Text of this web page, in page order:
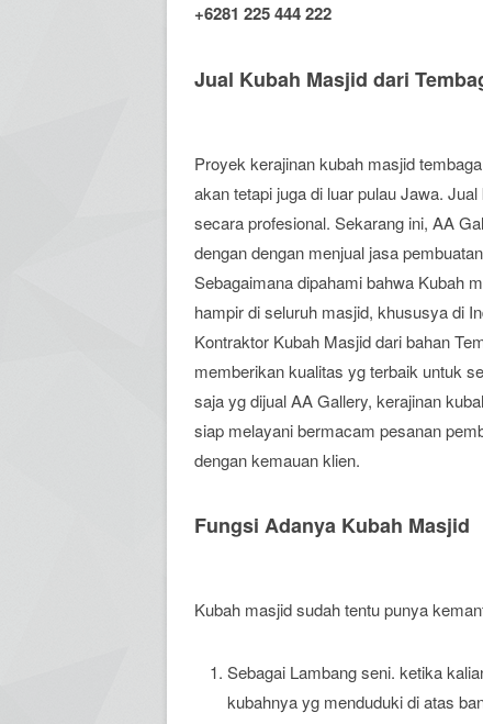
+6281 225 444 222
Jual Kubah Masjid dari
Proyek kerajinan kubah masjid
akan tetapi juga di luar pulau Jawa.
secara profesional. Sekarang ini, AA
dengan dengan menjual jasa
Sebagaimana dipahami bahwa Kubah
hampir di seluruh masjid, khususya di
Kontraktor Kubah Masjid dari bahan
memberikan kualitas yg terbaik untuk
saja yg dijual AA Gallery, kerajinan
siap melayani bermacam pesanan
dengan kemauan klien.
Fungsi Adanya Kubah Masjid
Kubah masjid sudah tentu punya
Sebagai Lambang seni. ketika
kubahnya yg menduduki di atas